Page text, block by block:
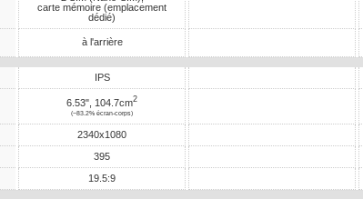
carte mémoire (emplacement
dédié)
à l'arrière
IPS
6.53", 104.7cm2
(~83.2% écran-corps)
2340x1080
395
19.5:9